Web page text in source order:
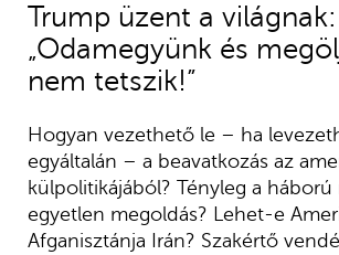
Trump üzent a világnak:
„Odamegyünk és
nem tetszik!”
Hogyan vezethető le – ha
egyáltalán – a beavatkozás az
külpolitikájából? Tényleg a
egyetlen megoldás? Lehet-e
Afganisztánja Irán? Szakértő